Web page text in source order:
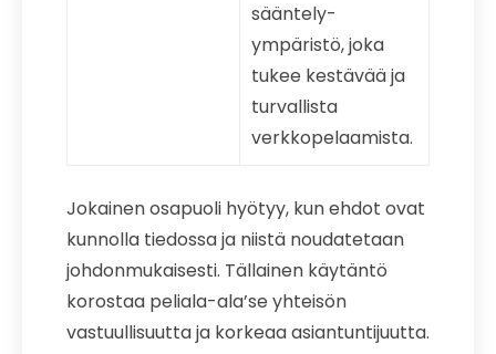
sääntely-
ympäristö, joka
tukee kestävää ja
turvallista
verkkopelaamista.
Jokainen osapuoli hyötyy, kun ehdot ovat
kunnolla tiedossa ja niistä noudatetaan
johdonmukaisesti. Tällainen käytäntö
korostaa peliala-ala’se yhteisön
vastuullisuutta ja korkeaa asiantuntijuutta.